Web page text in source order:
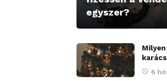
egyszer?
6